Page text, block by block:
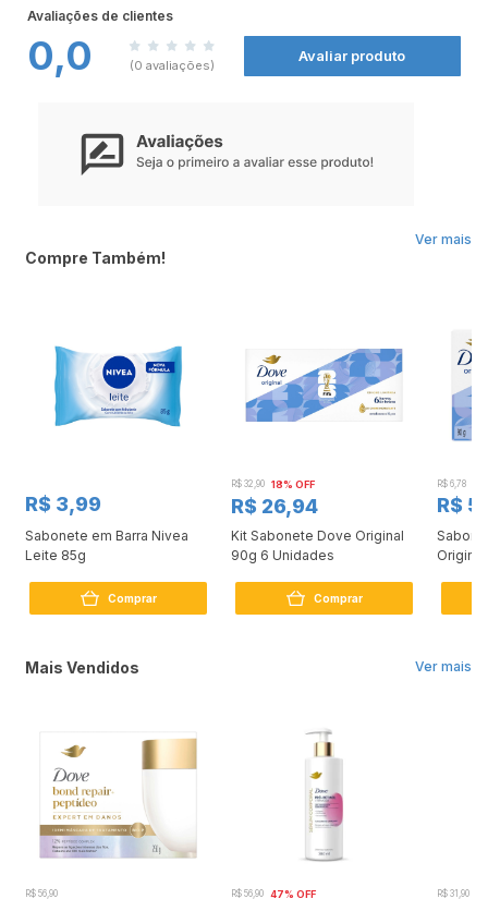
corpo com a espuma para ter uma pele macia e perfumada. Por fim enxágue-se
bem.
Avaliações de clientes
0,0 (0 avaliações)
Avaliar produto
Ver mais
Compre Também!
R$ 3,99
Sabonete em Barra Nivea
Leite 85g
Comprar
R$ 32,90 18% OFF
R$ 26,94
Kit Sabonete Dove Original
90g 6 Unidades
Comprar
R$ 6,78
R$
Ver mais
Mais Vendidos
R$ 56,90 R$ 56,90 47% OFF R$ 31,90